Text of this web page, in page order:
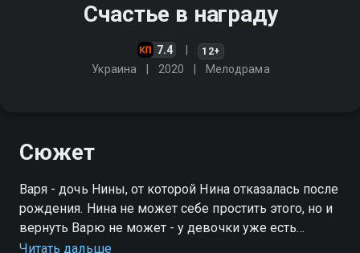
Счастье в награду
7.4 12+
Украина 2020 Мелодрама
Сюжет
Варя - дочь Нины, от которой Нина отказалась после
рождения. Нина не может себе простить этого, но и
вернуть Варю не может - у девочки уже есть
родители, Маша и Андрей Громовы. Вскоре Нина
Читать дальше